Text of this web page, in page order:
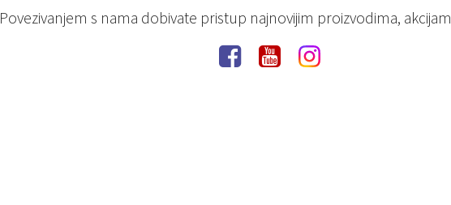
Povezivanjem s nama dobivate pristup najnovijim proizvodima,